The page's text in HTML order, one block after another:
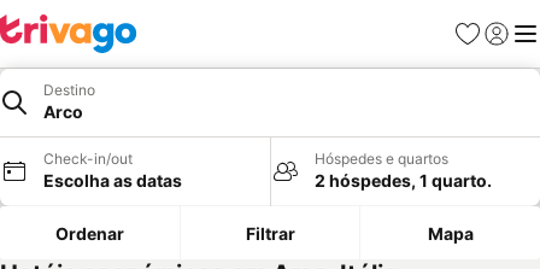
Favoritos
Iniciar
Destino
Arco
Check-in/out
Escolha as datas
Hóspedes e quartos
2 hóspedes, 1 quarto.
Ordenar Filtrar Mapa